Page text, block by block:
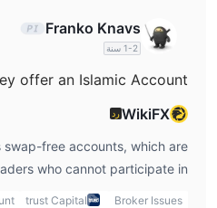
Franko Knavs
1-2 سنة
offer an Islamic Account?
WikiFXرد
swap-free accounts, which are
who cannot participate in
trades involving interest.
Broker Issues
trust Capital